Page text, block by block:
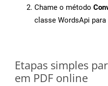
Chame o método
classe WordsApi
Etapas simples
em PDF online